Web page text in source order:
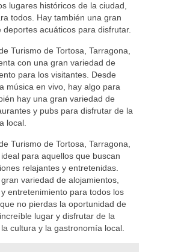
lugares históricos de la ciudad,
todos. Hay también una gran
deportes acuáticos para disfrutar.
Turismo de Tortosa, Tarragona,
con una gran variedad de
para los visitantes. Desde
música en vivo, hay algo para
hay una gran variedad de
y pubs para disfrutar de la
local.
Turismo de Tortosa, Tarragona,
para aquellos que buscan
relajantes y entretenidas.
variedad de alojamientos,
entretenimiento para todos los
no pierdas la oportunidad de
lugar y disfrutar de la
cultura y la gastronomía local.